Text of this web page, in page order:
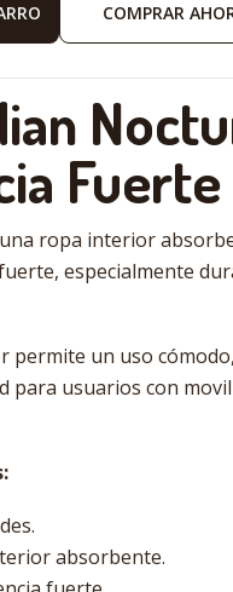
COMPRAR
Fuerte
ropa interior
especialmente
un uso
para usuarios con
absorbente.